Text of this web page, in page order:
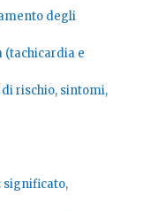
degli
(tachicardia e
rischio, sintomi,
significato,